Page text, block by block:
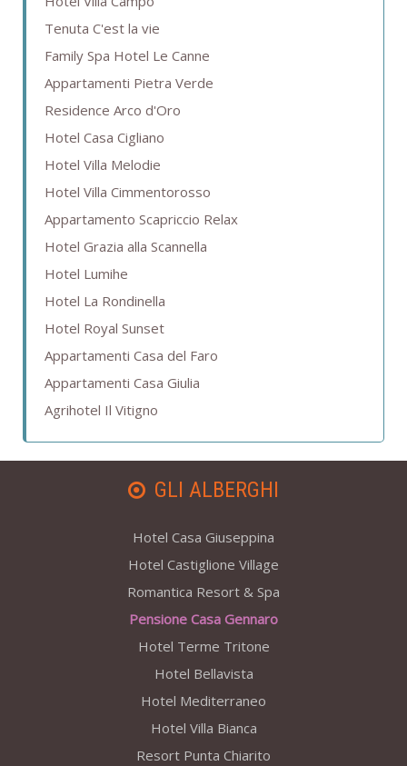
Tenuta C'est la vie
Family Spa Hotel Le Canne
Appartamenti Pietra Verde
Residence Arco d'Oro
Hotel Casa Cigliano
Hotel Villa Melodie
Hotel Villa Cimmentorosso
Appartamento Scapriccio Relax
Hotel Grazia alla Scannella
Hotel Lumihe
Hotel La Rondinella
Hotel Royal Sunset
Appartamenti Casa del Faro
Appartamenti Casa Giulia
Agrihotel Il Vitigno
GLI ALBERGHI
Hotel Casa Giuseppina
Hotel Castiglione Village
Romantica Resort & Spa
Pensione Casa Gennaro
Hotel Terme Tritone
Hotel Bellavista
Hotel Mediterraneo
Hotel Villa Bianca
Resort Punta Chiarito